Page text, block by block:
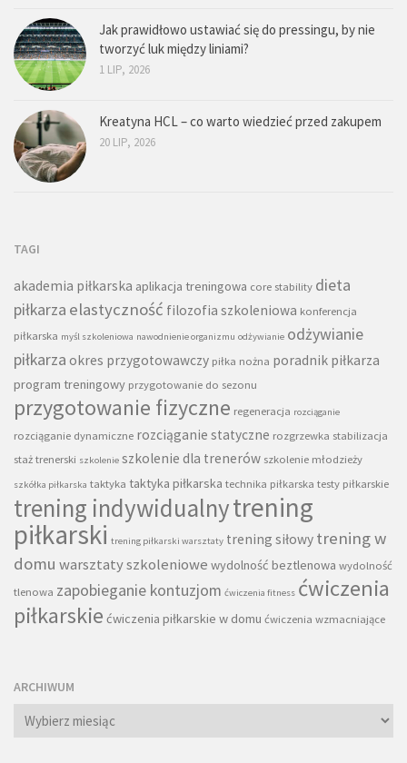
Jak prawidłowo ustawiać się do pressingu, by nie
tworzyć luk między liniami?
1 LIP, 2026
Kreatyna HCL – co warto wiedzieć przed zakupem
20 LIP, 2026
TAGI
akademia piłkarska aplikacja treningowa core stability dieta
piłkarza elastyczność filozofia szkoleniowa konferencja
piłkarska myśl szkoleniowa nawodnienie organizmu odżywianie odżywianie
piłkarza okres przygotowawczy piłka nożna poradnik piłkarza
program treningowy przygotowanie do sezonu
przygotowanie fizyczne regeneracja rozciąganie
rozciąganie dynamiczne rozciąganie statyczne rozgrzewka stabilizacja
staż trenerski szkolenie szkolenie dla trenerów szkolenie młodzieży
szkółka piłkarska taktyka taktyka piłkarska technika piłkarska testy piłkarskie
trening indywidualnytrening
piłkarski trening piłkarski warsztaty trening siłowy trening w
domu warsztaty szkoleniowe wydolność beztlenowa wydolność
tlenowa zapobieganie kontuzjom ćwiczenia fitness ćwiczenia
piłkarskie ćwiczenia piłkarskie w domu ćwiczenia wzmacniające
ARCHIWUM
Archiwum